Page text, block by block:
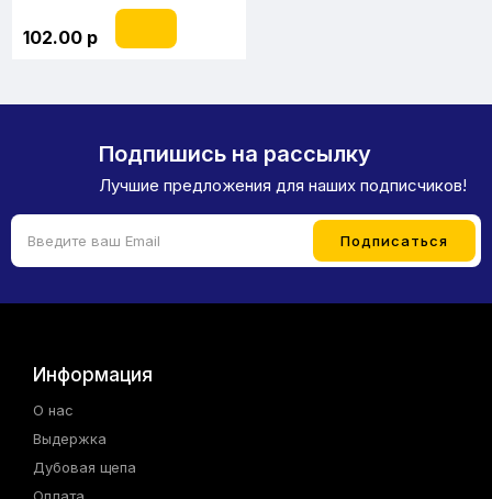
102.00 р
Подпишись на рассылку
Лучшие предложения для наших подписчиков!
Информация
О нас
Выдержка
Дубовая щепа